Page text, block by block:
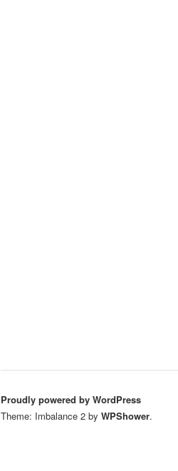
Proudly powered by WordPress
Theme: Imbalance 2 by WPShower.